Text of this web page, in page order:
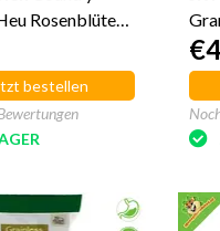
Rosenblüte
bestellen